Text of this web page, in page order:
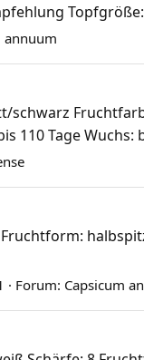
annuum
schwarz
110 Tage Wuchs:
Forum: Capsicum